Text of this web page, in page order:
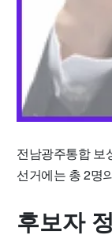
전남광주통합 보
선거에는 총 2명
후보자